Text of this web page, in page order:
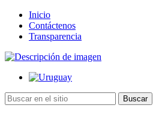
Inicio
Contáctenos
Transparencia